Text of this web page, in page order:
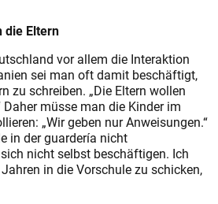
die Eltern
vor allem die Interaktion
sei man oft damit beschäftigt,
zu schreiben. „Die Eltern wollen
müsse man die Kinder im
„Wir geben nur Anweisungen.“
in der guardería nicht
nicht selbst beschäftigen. Ich
in die Vorschule zu schicken,